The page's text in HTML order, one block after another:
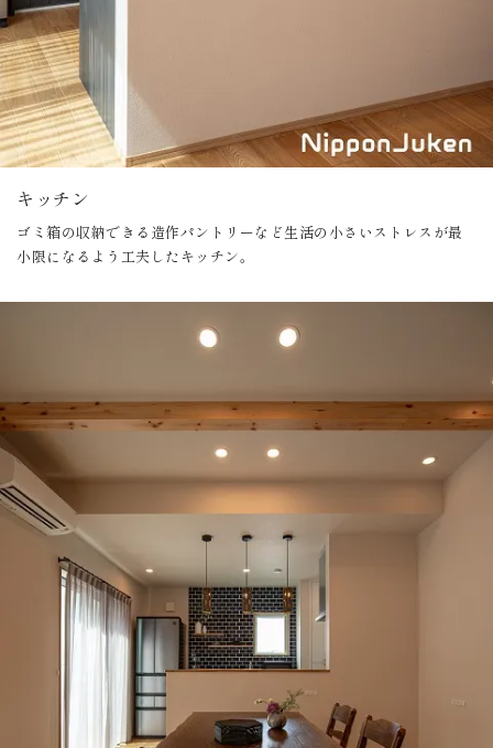
キッチン
ゴミ箱の収納できる造作パントリーなど生活の小さいストレスが最
小限になるよう工夫したキッチン。